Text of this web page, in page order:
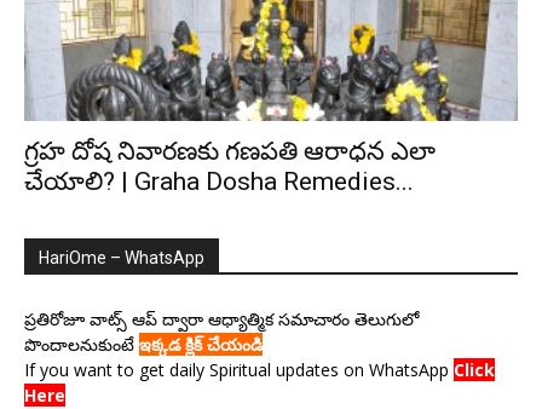
గ్రహ దోష నివారణకు గణపతి ఆరాధన ఎలా
చేయాలి? | Graha Dosha Remedies...
HariOme – WhatsApp
ప్రతిరోజూ వాట్స్ ఆప్ ద్వారా ఆధ్యాత్మిక సమాచారం తెలుగులో
పొందాలనుకుంటే ఇక్కడ క్లిక్ చేయండి
If you want to get daily Spiritual updates on WhatsApp Click
Here